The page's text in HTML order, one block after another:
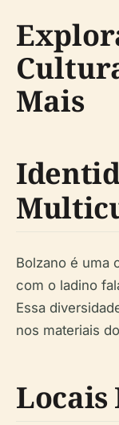
Mais
Bolzano é uma
com o ladino
Essa
nos materiais